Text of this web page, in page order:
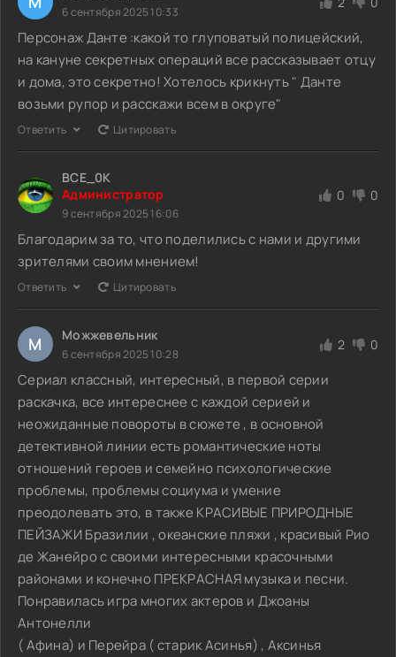
6 сентября 2025 10:33
Персонаж Данте :какой то глуповатый полицейский,
на кануне секретных операций все рассказывает отцу
и дома, это секретно! Хотелось крикнуть " Данте
возьми рупор и расскажи всем в округе"
Ответить Цитировать
BCE_0K
Администратор
9 сентября 2025 16:06
0 0
Благодарим за то, что поделились с нами и другими
зрителями своим мнением!
Ответить Цитировать
М Можжевельник
6 сентября 2025 10:28
2 0
Сериал классный, интересный, в первой серии
раскачка, все интереснее с каждой серией и
неожиданные повороты в сюжете , в основной
детективной линии есть романтические ноты
отношений героев и семейно психологические
проблемы, проблемы социума и умение
преодолевать это, в также КРАСИВЫЕ ПРИРОДНЫЕ
ПЕЙЗАЖИ Бразилии , океанские пляжи , красивый Рио
де Жанейро с своими интересными красочными
районами и конечно ПРЕКРАСНАЯ музыка и песни.
Понравилась игра многих актеров и Джоаны
Антонелли
( Афина) и Перейра ( старик Асинья) , Аксинья